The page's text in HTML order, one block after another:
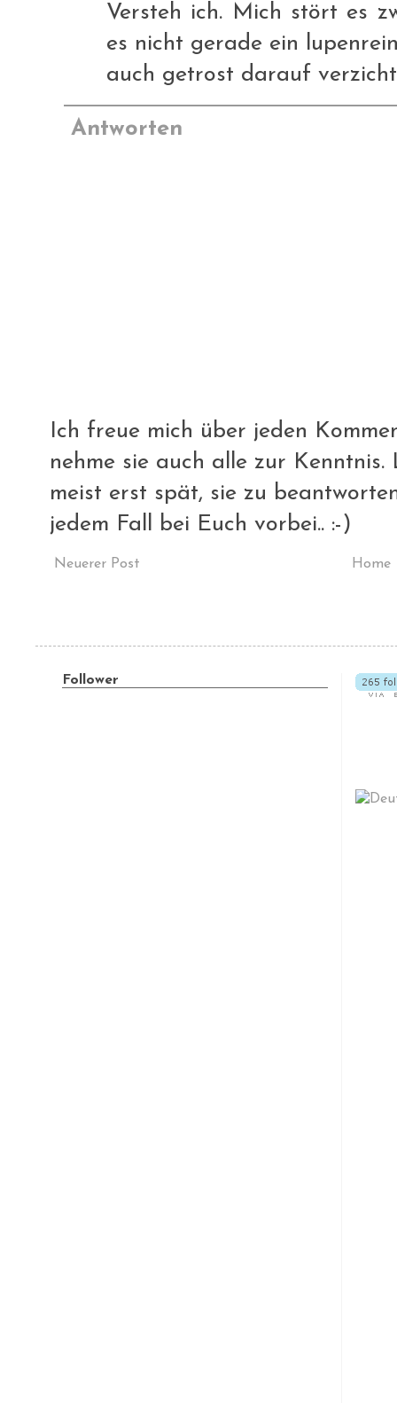
Versteh ich. Mich stört es
es nicht gerade ein
auch getrost darauf
Antworten
Ich freue mich über jeden
nehme sie auch alle zur
meist erst spät, sie zu
jedem Fall bei Euch vorbei.. :-)
Neuerer Post Home
Follower